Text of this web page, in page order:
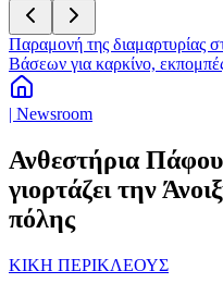
Παραμονή της διαμαρτυρίας
Βάσεων για καρκίνο,
| Newsroom
Ανθεστήρια
γιορτάζει την
πόλης
ΚΙΚΗ ΠΕΡΙΚΛΕΟΥΣ